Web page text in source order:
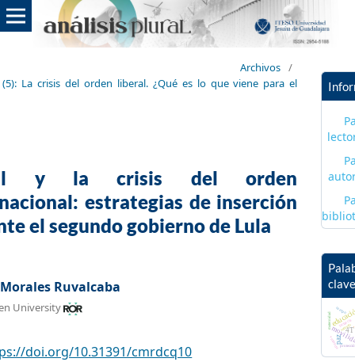
Archivos /
​​La crisis del orden liberal. ¿Qué es lo que viene para el
y la crisis del orden
estrategias de inserción
el segundo gobierno de Lula
Ruvalcaba
University
doi.org/10.31391/cmrdcq10
4T
paz
semefo
maternidad lactancia
violencia
cuerpo